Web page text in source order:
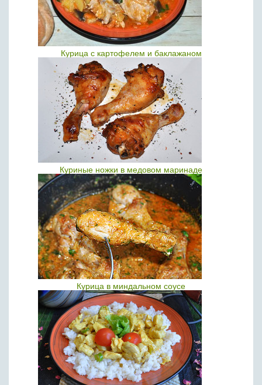
Курица с картофелем и баклажаном
Куриные ножки в медовом маринаде
Курица в миндальном соусе